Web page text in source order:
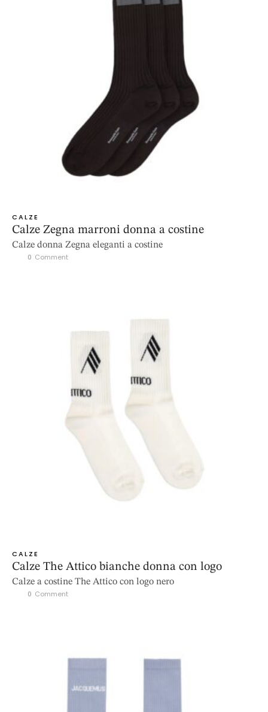
CALZE
Calze Zegna marroni donna a costine
Calze donna Zegna eleganti a costine
0 Comment
CALZE
Calze The Attico bianche donna con logo
Calze a costine The Attico con logo nero
0 Comment